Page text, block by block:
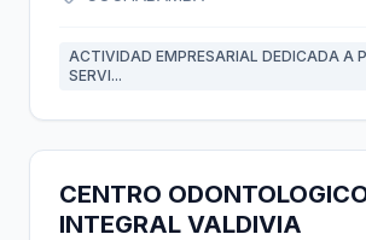
ACTIVIDAD EMPRESARIAL DEDICADA A
SERVI...
CENTRO
INTEGRAL VALDIVIA